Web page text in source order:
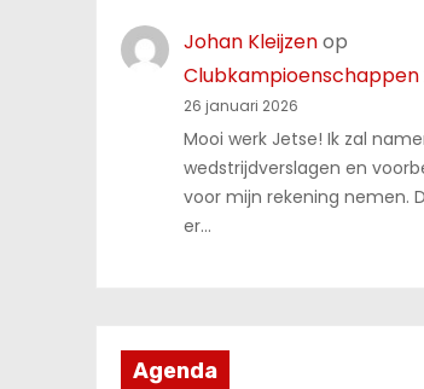
Johan Kleijzenop
Clubkampioenschappen
26 januari 2026
Mooi werk Jetse! Ik zal
wedstrijdverslagen en
voor mijn rekening nemen.
er…
Agenda